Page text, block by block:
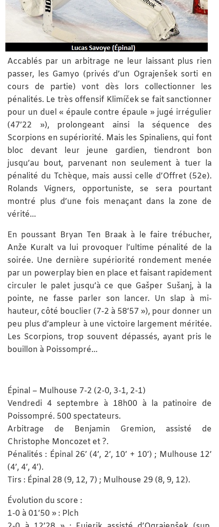
Accablés par un arbitrage ne leur laissant plus rien
passer, les Gamyo (privés d’un Ograjenšek sorti en
cours de partie) vont dès lors collectionner les
pénalités. Le très offensif Klimíček se fait sanctionner
pour un duel « épaule contre épaule » jugé irrégulier
(47’22 »), prolongeant ainsi la séquence des
Scorpions en supériorité. Mais les Spinaliens, qui font
bloc devant leur jeune gardien, tiendront bon
jusqu’au bout, parvenant non seulement à tuer la
pénalité du Tchèque, mais aussi celle d’Offret (52e).
Rolands Vīgners, opportuniste, se sera pourtant
montré plus d’une fois menaçant dans la zone de
vérité…
En poussant Bryan Ten Braak à le faire trébucher,
Anže Kuralt va lui provoquer l’ultime pénalité de la
soirée. Une dernière supériorité rondement menée
par un powerplay bien en place et faisant rapidement
circuler le palet jusqu’à ce que Gašper Sušanj, à la
pointe, ne fasse parler son lancer. Un slap à mi-
hauteur, côté bouclier (7-2 à 58’57 »), pour donner un
peu plus d’ampleur à une victoire largement méritée.
Les Scorpions, trop souvent dépassés, ayant pris le
bouillon à Poissompré…
Épinal – Mulhouse 7-2 (2-0, 3-1, 2-1)
Vendredi 4 septembre à 18h00 à la patinoire de
Poissompré. 500 spectateurs.
Arbitrage de Benjamin Gremion, assisté de
Christophe Moncozet et ?.
Pénalités : Épinal 26’ (4’, 2’, 10’ + 10’) ; Mulhouse 12’
(4’, 4’, 4’).
Tirs : Épinal 28 (9, 12, 7) ; Mulhouse 29 (8, 9, 12).
Évolution du score :
1-0 à 01’50 » : Plch